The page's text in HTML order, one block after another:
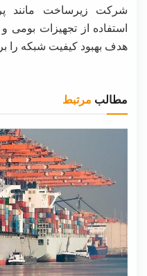
شرکت زیرساخت مانند
استفاده از تجهیزات بومی
هدف بهبود کیفیت شبکه را
مطالب مرتبط